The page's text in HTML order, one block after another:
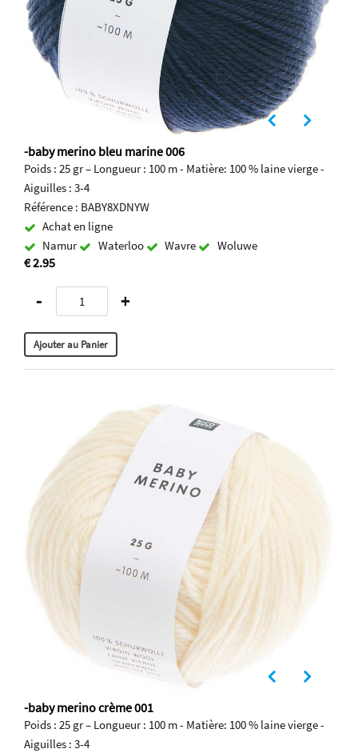
-baby merino bleu marine 006
Poids : 25 gr – Longueur : 100 m - Matière: 100 % laine vierge -
Aiguilles : 3-4
Référence : BABY8XDNYW
Achat en ligne
Namur
Waterloo Wavre Woluwe
€ 2.95
- +
-baby merino crème 001
Poids : 25 gr – Longueur : 100 m - Matière: 100 % laine vierge -
Aiguilles : 3-4